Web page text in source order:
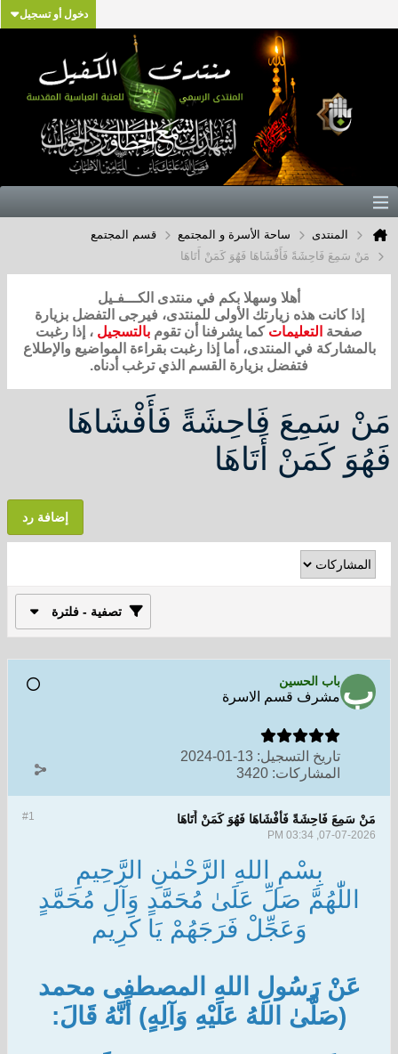
دخول أو تسجيل
المنتدى ساحة الأسرة و المجتمع
قسم المجتمع
مَنْ سَمِعَ فَاحِشَةً فَأَفْشَاهَا فَهُوَ كَمَنْ أَتَاهَا
أهلا وسهلا بكم في منتدى الكـــفـيل
إذا كانت هذه زيارتك الأولى للمنتدى، فيرجى التفضل بزيارة
صفحة التعليمات كما يشرفنا أن تقوم بالتسجيل ، إذا رغبت
بالمشاركة في المنتدى، أما إذا رغبت بقراءة المواضيع والإطلاع
فتفضل بزيارة القسم الذي ترغب أدناه.
مَنْ سَمِعَ فَاحِشَةً فَأَفْشَاهَا
فَهُوَ كَمَنْ أَتَاهَا
إضافة رد
تصفية - فلترة
باب الحسين
مشرف قسم الاسرة
تاريخ التسجيل: 13-01-2024
المشاركات: 3420
#1 مَنْ سَمِعَ فَاحِشَةً فَأَفْشَاهَا فَهُوَ كَمَنْ أَتَاهَا
07-07-2026, 03:34 PM
بِسْمِ اللهِ الرَّحْمٰنِ الرَّحِيمِ
اللّٰهُمَّ صَلِّ عَلَىٰ مُحَمَّدٍ وَآلِ مُحَمَّدٍ
وَعَجِّلْ فَرَجَهُمْ يَا كَرِيم
عَنْ رَسُولِ اللهِ المصطفى محمد
(صَلَّىٰ اللهُ عَلَيْهِ وَآلِهٍ) أَنَّهُ قَالَ: